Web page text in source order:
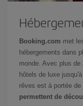
Booking.com met
hébergements dans
monde. Avec plus de
hôtels de luxe
rêves est à portée de
permettent de